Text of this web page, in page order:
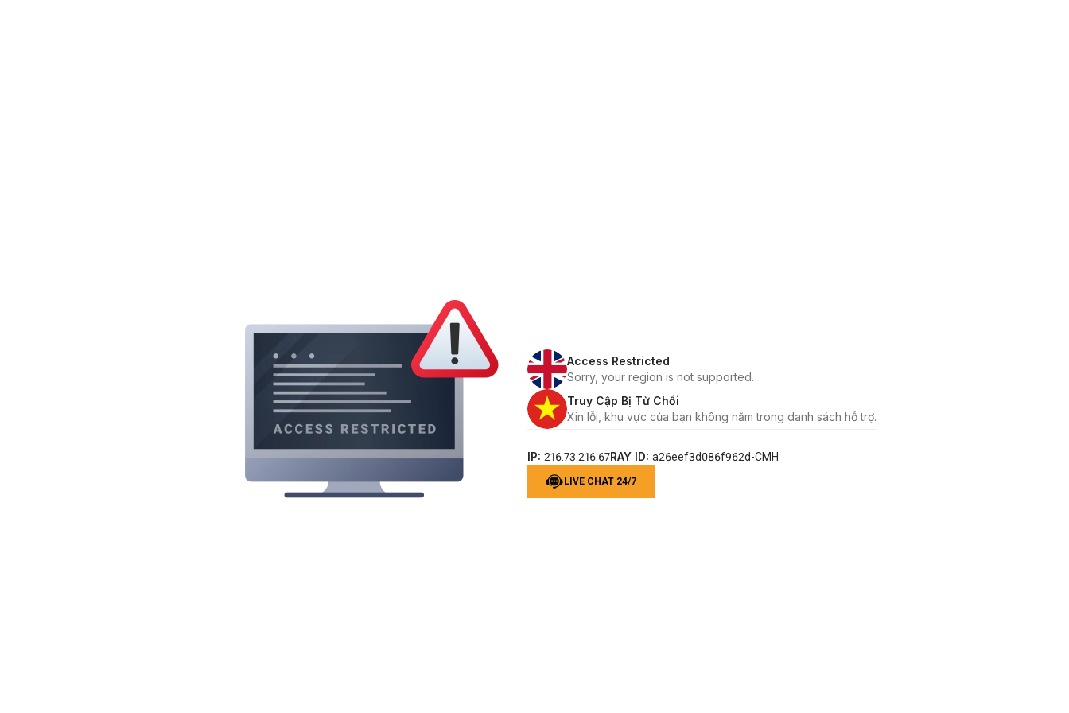
Access Restricted
Sorry, your region is not supported.
Truy Cập Bị Từ Chối
Xin lỗi, khu vực của bạn không nằm trong danh sách hỗ trợ.
IP: 216.73.216.67RAY ID: a26eef3d086f962d-CMH
LIVE CHAT 24/7